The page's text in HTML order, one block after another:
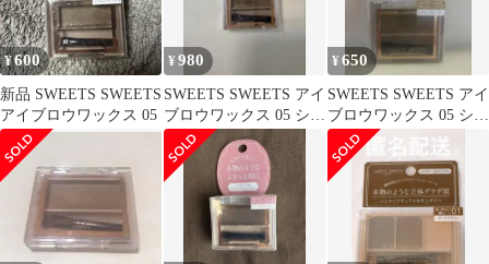
¥600
新品 SWEETS SWEETS
アイブロウワックス 05
¥980
SWEETS SWEETS アイ
ブロウワックス 05 シナ
モングレージュ
¥650
SWEETS SWEETS アイ
ブロウワックス 05 シナ
モングレージュ